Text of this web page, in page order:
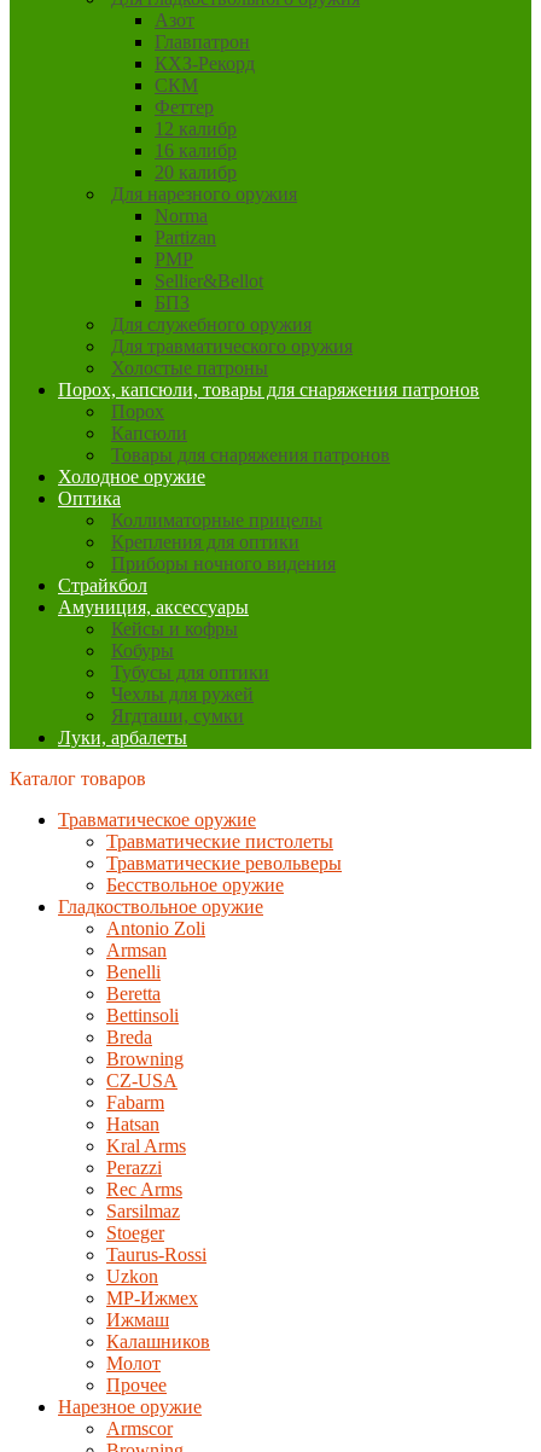
Азот
Главпатрон
КХЗ-Рекорд
СКМ
Феттер
12 калибр
16 калибр
20 калибр
Для нарезного оружия
Norma
Partizan
PMP
Sellier&Bellot
БПЗ
Для служебного оружия
Для травматического оружия
Холостые патроны
Порох, капсюли, товары для снаряжения патронов
Порох
Капсюли
Товары для снаряжения патронов
Холодное оружие
Оптика
Коллиматорные прицелы
Крепления для оптики
Приборы ночного видения
Страйкбол
Амуниция, аксессуары
Кейсы и кофры
Кобуры
Тубусы для оптики
Чехлы для ружей
Ягдташи, сумки
Луки, арбалеты
Каталог товаров
Травматическое оружие
Травматические пистолеты
Травматические револьверы
Бесствольное оружие
Гладкоствольное оружие
Antonio Zoli
Armsan
Benelli
Beretta
Bettinsoli
Breda
Browning
CZ-USA
Fabarm
Hatsan
Kral Arms
Perazzi
Rec Arms
Sarsilmaz
Stoeger
Taurus-Rossi
Uzkon
MP-Ижмех
Ижмаш
Калашников
Молот
Прочее
Нарезное оружие
Armscor